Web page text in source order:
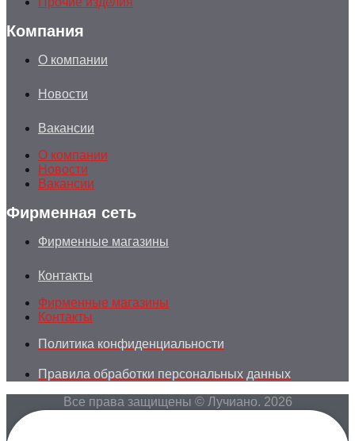
Компания
О компании
Новости
Вакансии
О компании
Новости
Вакансии
Фирменная сеть
Фирменные магазины
Контакты
Фирменные магазины
Контакты
Политика конфиденциальности
Правила обработки персональных данных
Все права защищены © Лучиано. 2026